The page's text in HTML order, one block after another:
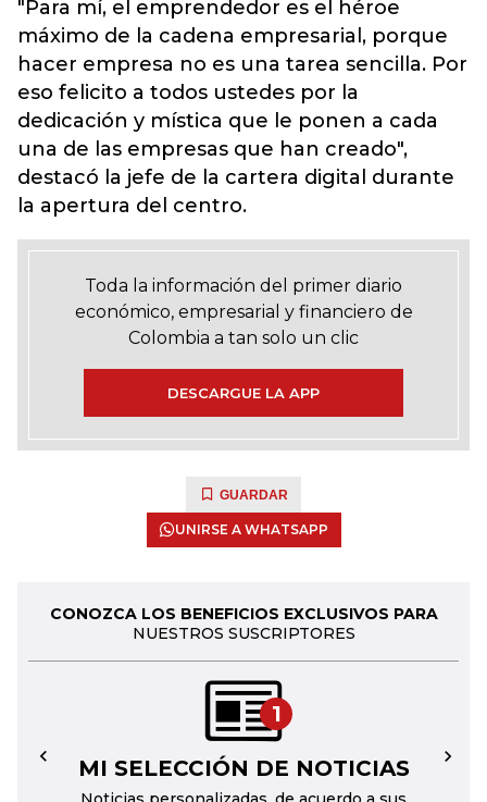
"Para mí, el emprendedor es el héroe
máximo de la cadena empresarial, porque
hacer empresa no es una tarea sencilla. Por
eso felicito a todos ustedes por la
dedicación y mística que le ponen a cada
una de las empresas que han creado",
destacó la jefe de la cartera digital durante
la apertura del centro.
Toda la información del primer diario
económico, empresarial y financiero de
Colombia a tan solo un clic
DESCARGUE LA APP
GUARDAR
UNIRSE A WHATSAPP
CONOZCA LOS BENEFICIOS EXCLUSIVOS PARA
NUESTROS SUSCRIPTORES
1
MI SELECCIÓN DE NOTICIAS
← →